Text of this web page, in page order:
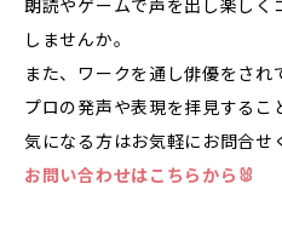
朗読やゲームで声を出し楽しく
しませんか。
また、ワークを通し俳優をされ
プロの発声や表現を拝見するこ
気になる方はお気軽にお問合せ
お問い合わせはこちらから🐰